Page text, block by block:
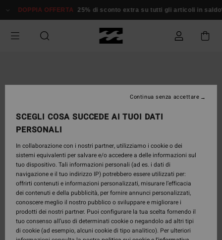
alle
prodotto
DOPPIA OFFERTA 25% di sconto extra su tutti gli articoli in saldo*
SCEGLI COSA SUCCEDE AI TUOI DATI
PERSONALI
In collaborazione con i nostri partner, utilizziamo i cookie o dei
sistemi equivalenti per salvare e/o accedere a delle informazioni sul
tuo dispositivo. Tali informazioni personali (ad es. i dati di
navigazione e il tuo indirizzo IP) potrebbero essere utilizzati per:
offrirti contenuti e informazioni personalizzati, misurare l’efficacia
dei contenuti e della pubblicità, per fornire annunci personalizzati,
conoscere meglio il nostro pubblico o sviluppare e migliorare i
prodotti dei nostri partner. Puoi configurare la tua scelta fornendo il
tuo consenso all’uso di determinati cookie o negandolo ad altri tipi
di cookie (ad esempio, alcuni cookie di tipo analitico). Per ulteriori
Continua senza accettare